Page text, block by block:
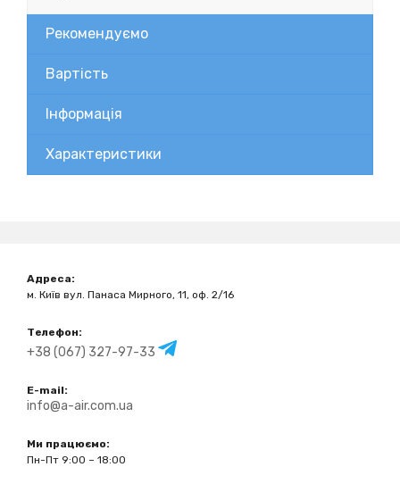
Рекомендуємо
Вартість
Інформація
Характеристики
Адреса:
м. Київ вул. Панаса Мирного, 11, оф. 2/16
Телефон:
+38 (067) 327-97-33
E-mail:
info@a-air.com.ua
Ми працюємо:
Пн-Пт 9:00 – 18:00